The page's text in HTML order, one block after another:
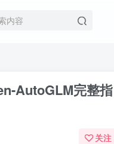
AutoGLM完整指
关注